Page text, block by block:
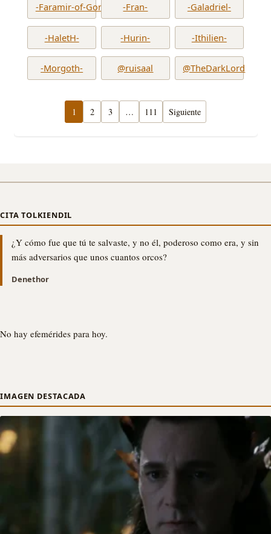
-Faramir-of-Gondor- -Fran- -Galadriel-
-HaletH- -Hurin- -Ithilien-
-Morgoth- @ruisaal @TheDarkLord
1 2 3 … 111 Siguiente
CITA TOLKIENDIL
¿Y cómo fue que tú te salvaste, y no él, poderoso como era, y sin
más adversarios que unos cuantos orcos?
Denethor
No hay efemérides para hoy.
IMAGEN DESTACADA